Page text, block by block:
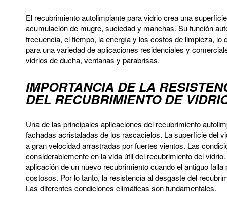
El recubrimiento autolimpiante para vidrio crea una
acumulación de mugre, suciedad y manchas. Su función
frecuencia, el tiempo, la energía y los costos de limpieza, lo
para una variedad de aplicaciones residenciales y
vidrios de ducha, ventanas y parabrisas.
IMPORTANCIA DE LA
DEL RECUBRIMIENTO DE
Una de las principales aplicaciones del recubrimiento
fachadas acristaladas de los rascacielos. La superficie del
a gran velocidad arrastradas por fuertes vientos. Las
considerablemente en la vida útil del recubrimiento del
aplicación de un nuevo recubrimiento cuando el antiguo
costosos. Por lo tanto, la resistencia al desgaste del
Las diferentes condiciones climáticas son fundamentales.